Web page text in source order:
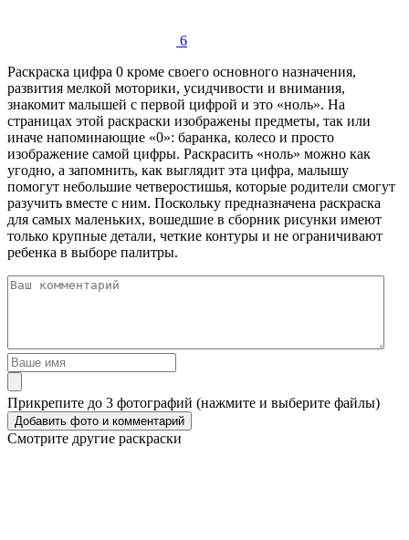
6
Раскраска цифра 0 кроме своего основного назначения,
развития мелкой моторики, усидчивости и внимания,
знакомит малышей с первой цифрой и это «ноль». На
страницах этой раскраски изображены предметы, так или
иначе напоминающие «0»: баранка, колесо и просто
изображение самой цифры. Раскрасить «ноль» можно как
угодно, а запомнить, как выглядит эта цифра, малышу
помогут небольшие четверостишья, которые родители смогут
разучить вместе с ним. Поскольку предназначена раскраска
для самых маленьких, вошедшие в сборник рисунки имеют
только крупные детали, четкие контуры и не ограничивают
ребенка в выборе палитры.
Прикрепите до 3 фотографий (нажмите и выберите файлы)
Смотрите другие раскраски